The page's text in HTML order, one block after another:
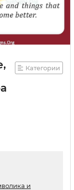
Категории
и